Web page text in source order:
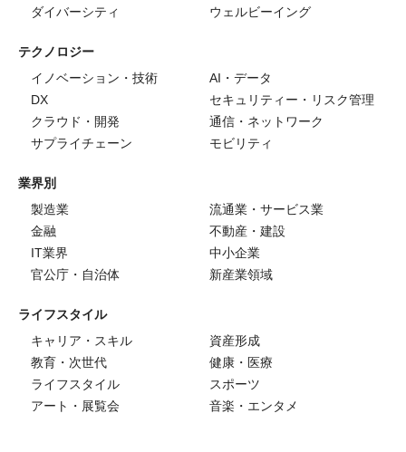
ダイバーシティ
ウェルビーイング
テクノロジー
イノベーション・技術
AI・データ
DX
セキュリティー・リスク管理
クラウド・開発
通信・ネットワーク
サプライチェーン
モビリティ
業界別
製造業
流通業・サービス業
金融
不動産・建設
IT業界
中小企業
官公庁・自治体
新産業領域
ライフスタイル
キャリア・スキル
資産形成
教育・次世代
健康・医療
ライフスタイル
スポーツ
アート・展覧会
音楽・エンタメ